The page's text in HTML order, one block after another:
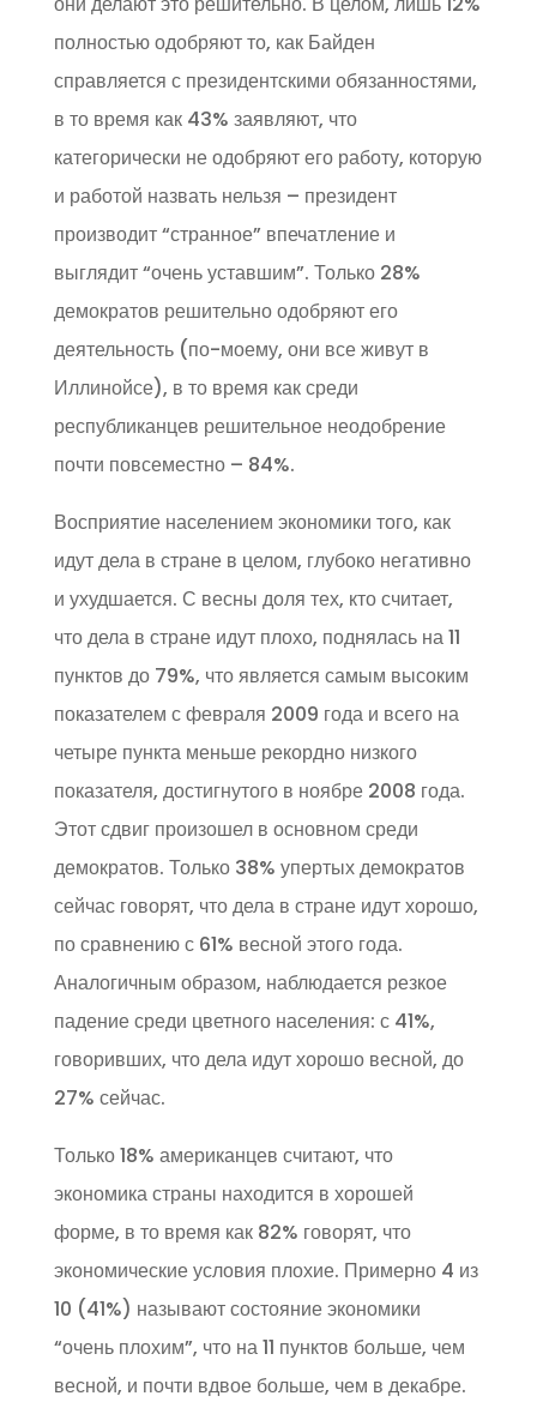
полностью одобряют то, как Байден
справляется с президентскими обязанностями,
в то время как 43% заявляют, что
категорически не одобряют его работу, которую
и работой назвать нельзя – президент
производит “странное” впечатление и
выглядит “очень уставшим”. Только 28%
демократов решительно одобряют его
деятельность (по-моему, они все живут в
Иллинойсе), в то время как среди
республиканцев решительное неодобрение
почти повсеместно – 84%.
Восприятие населением экономики того, как
идут дела в стране в целом, глубоко негативно
и ухудшается. С весны доля тех, кто считает,
что дела в стране идут плохо, поднялась на 11
пунктов до 79%, что является самым высоким
показателем с февраля 2009 года и всего на
четыре пункта меньше рекордно низкого
показателя, достигнутого в ноябре 2008 года.
Этот сдвиг произошел в основном среди
демократов. Только 38% упертых демократов
сейчас говорят, что дела в стране идут хорошо,
по сравнению с 61% весной этого года.
Аналогичным образом, наблюдается резкое
падение среди цветного населения: с 41%,
говоривших, что дела идут хорошо весной, до
27% сейчас.
Только 18% американцев считают, что
экономика страны находится в хорошей
форме, в то время как 82% говорят, что
экономические условия плохие. Примерно 4 из
10 (41%) называют состояние экономики
“очень плохим”, что на 11 пунктов больше, чем
весной, и почти вдвое больше, чем в декабре.